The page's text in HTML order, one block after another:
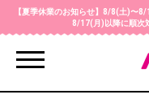
【夏季休業のお知らせ】8/8(土)〜
8/17(月)以降に順次
Menu